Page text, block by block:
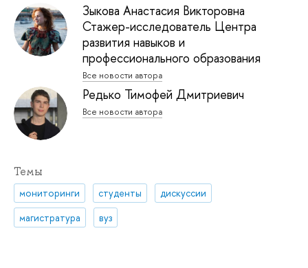
Зыкова Анастасия Викторовна
Стажер-исследователь Центра
развития навыков и
профессионального образования
Все новости автора
Редько Тимофей Дмитриевич
Все новости автора
Темы
мониторинги студенты
дискуссии
магистратура
вуз